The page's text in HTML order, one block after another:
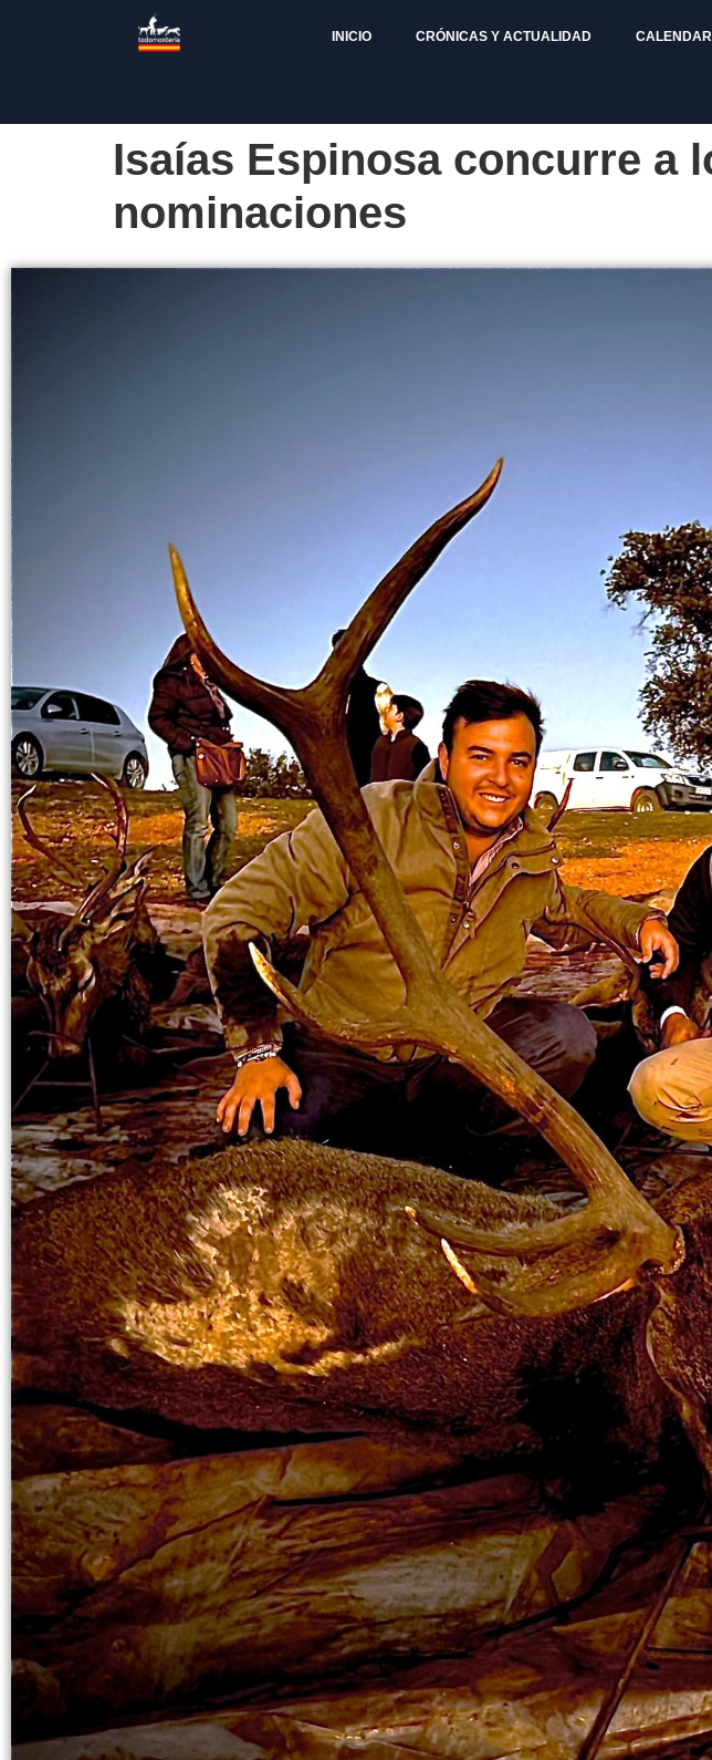
INICIO CRÓNICAS Y ACTUALIDAD
Isaías Espinosa concurre a
nominaciones